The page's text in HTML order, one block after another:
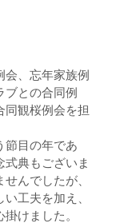
、忘年家族例
ブとの合同例
同観桜例会を担
目の年であ
式典もございま
んでしたが、
工夫を加え、
けました。